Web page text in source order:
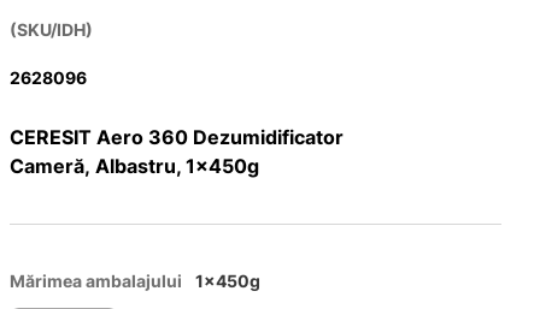
(SKU/IDH)
2628096
CERESIT Aero 360 Dezumidificator
Cameră, Albastru, 1x450g
Mărimea ambalajului 1x450g